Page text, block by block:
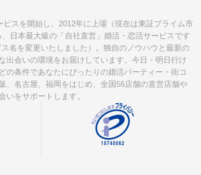
スを開始し、2012年に上場（現在は東証プライム市
日本最大級の「自社直営」婚活・恋活サービスです
名を変更いたしました）。独自のノウハウと最新の
出会いの環境をお届けしています。今日・明日行け
の条件であなたにぴったりの婚活パーティー・街コ
、名古屋、福岡をはじめ、全国56店舗の直営店舗や
いをサポートします。